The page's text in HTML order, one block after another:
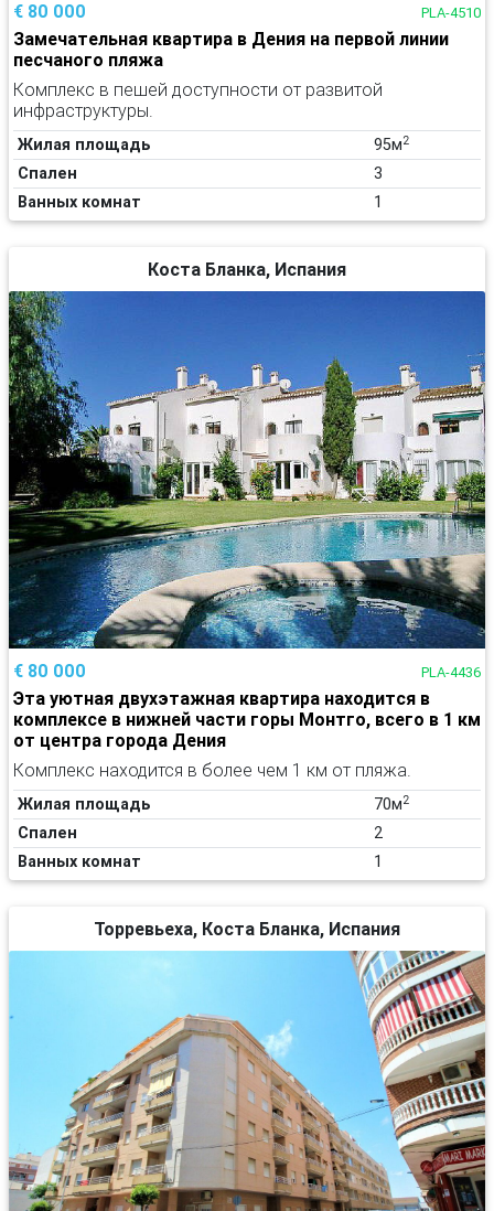
€ 80 000 PLA-4510
Замечательная квартира в Дения на первой линии
песчаного пляжа
Комплекс в пешей доступности от развитой
инфраструктуры.
Жилая площадь 95м2
Спален
3
Ванных комнат
1
Коста Бланка, Испания
€ 80 000 PLA-4436
Эта уютная двухэтажная квартира находится в
комплексе в нижней части горы Монтго, всего в 1 км
от центра города Дения
Комплекс находится в более чем 1 км от пляжа.
Жилая площадь 70м2
Спален
2
Ванных комнат
1
Торревьеха, Коста Бланка, Испания